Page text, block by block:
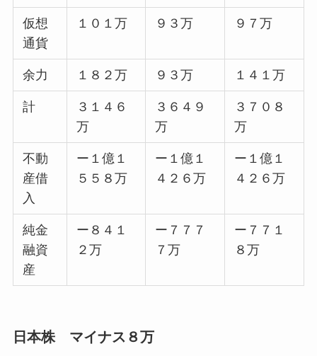
仮想
通貨
１０１万 ９３万 ９７万
余力 １８２万 ９３万 １４１万
計
３１４６
万
３６４９
万
３７０８
万
不動
産借
入
ー１億１
５５８万
ー１億１
４２６万
ー１億１
４２６万
純金
融資
産
ー８４１
２万
ー７７７
７万
ー７７１
８万
日本株 マイナス８万